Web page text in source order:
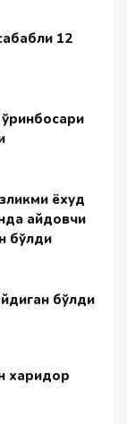
12
ёхуд
ҳайдовчи
бўлди
бўлди
харидор